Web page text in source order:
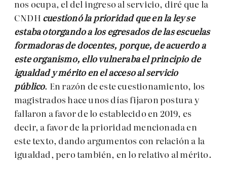
nos ocupa, el del ingreso al servicio, diré que la
CNDH cuestionó la prioridad que en la ley se
estaba otorgando a los egresados de las escuelas
formadoras de docentes, porque, de acuerdo a
este organismo, ello vulneraba el principio de
igualdad y mérito en el acceso al servicio
público. En razón de este cuestionamiento, los
magistrados hace unos días fijaron postura y
fallaron a favor de lo establecido en 2019, es
decir, a favor de la prioridad mencionada en
este texto, dando argumentos con relación a la
igualdad, pero también, en lo relativo al mérito.